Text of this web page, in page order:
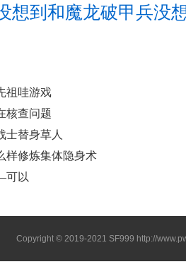
想到和魔龙破甲兵没
祖哇游戏
核查问题
士替身草人
样修炼集体隐身术
可以
Copyright © 2019-2021 SF999 http://